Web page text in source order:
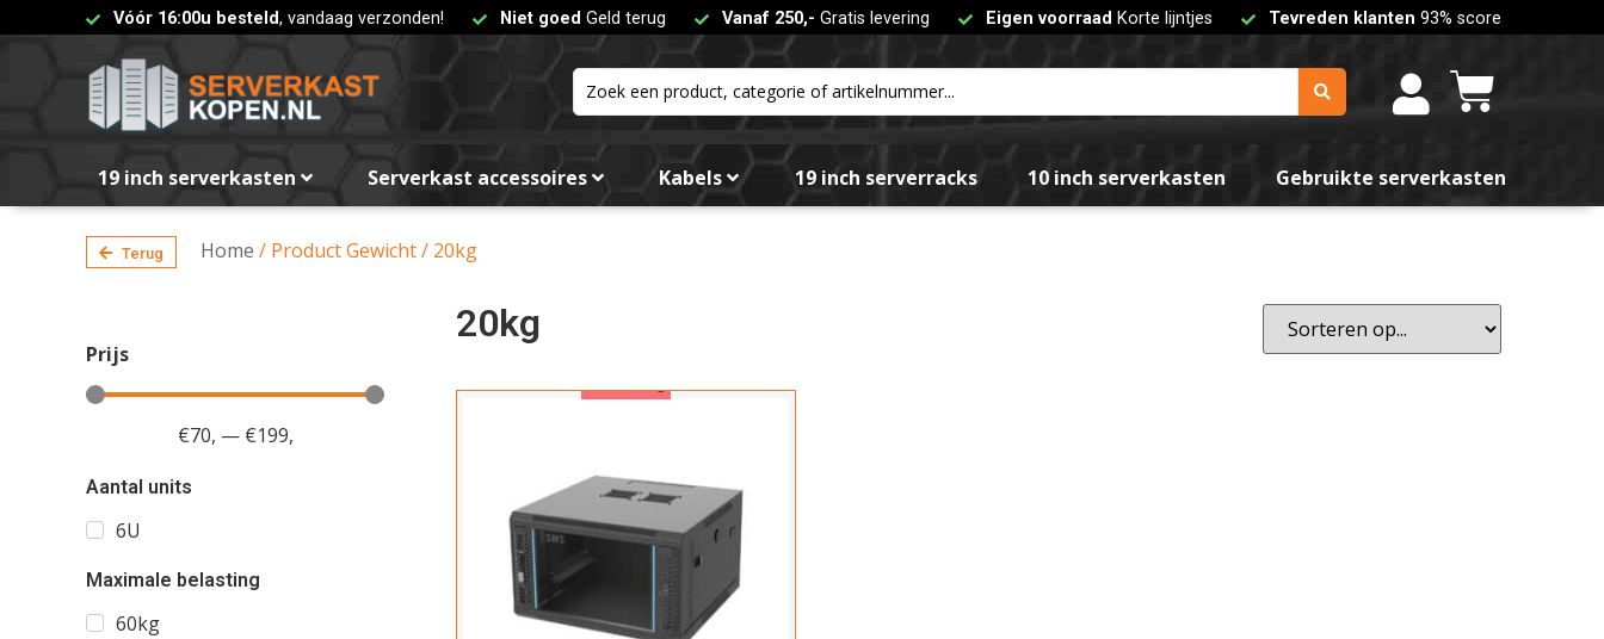
Vóór 16:00u besteld, vandaag verzonden! Niet goed Geld terug Vanaf 250,- Gratis levering Eigen voorraad Korte lijntjes Tevreden klanten 93% score
19 inch serverkasten Serverkast accessoires Kabels 19 inch serverracks 10 inch serverkasten Gebruikte serverkasten
Terug Home / Product Gewicht / 20kg
Prijs
€70, — €199,
Aantal units
6U
Maximale belasting
60kg
20kg
Aantal units
60kg